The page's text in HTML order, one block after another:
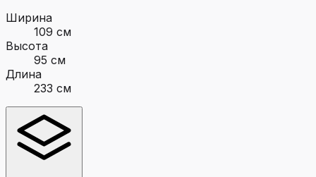
Ширина
109 см
Высота
95 см
Длина
233 см